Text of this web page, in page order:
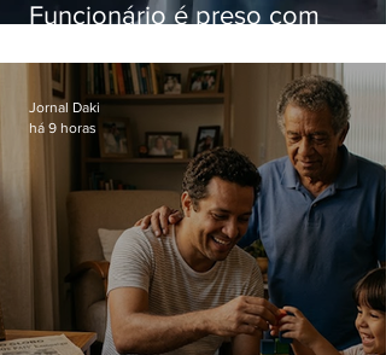
Funcionário é preso com
Hospital do Andaraí
Jornal Daki
há 9 horas